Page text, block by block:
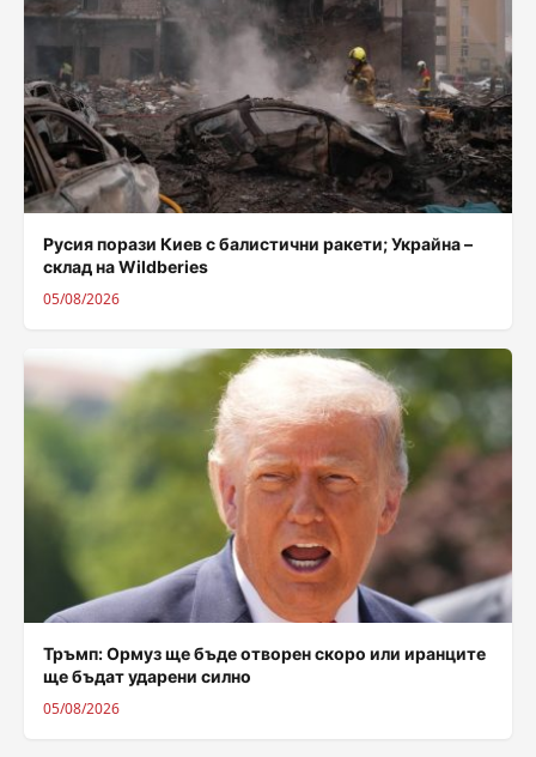
Русия порази Киев с балистични ракети; Украйна –
склад на Wildberies
05/08/2026
Тръмп: Ормуз ще бъде отворен скоро или иранците
ще бъдат ударени силно
05/08/2026